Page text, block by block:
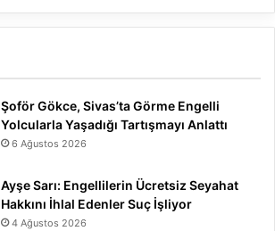
Şoför Gökce, Sivas’ta Görme Engelli
Yolcularla Yaşadığı Tartışmayı Anlattı
6 Ağustos 2026
Ayşe Sarı: Engellilerin Ücretsiz Seyahat
Hakkını İhlal Edenler Suç İşliyor
4 Ağustos 2026